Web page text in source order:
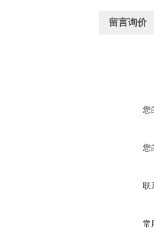
留言询价
您
您
联
常